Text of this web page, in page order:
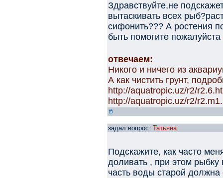
Здравствуйте,не
вытаскивать всех
сифонить??? А ростения
быть помогите пожалуйста
отвечаем:
Никого и ничего из
А как чистить грунт,
http://aquatropic.uz/r2/
http://aquatropic.uz/r2/
задал вопрос: Татьяна
Подскажите, как часто
доливать , при этом рыбку
часть воды старой должна